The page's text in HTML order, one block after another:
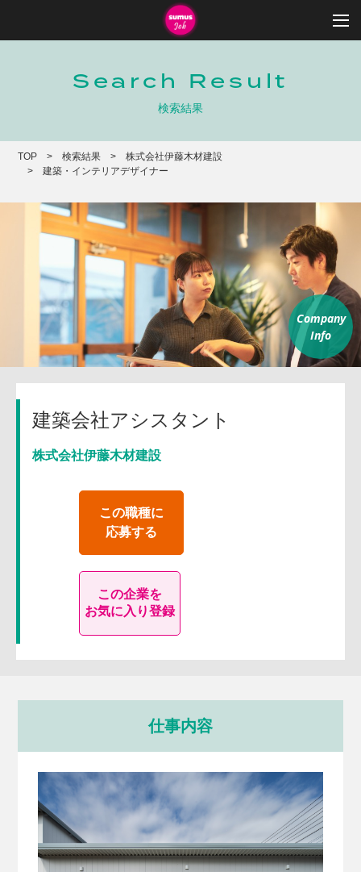
Search Result
検索結果
TOP 検索結果
株式会社伊藤木材建設
建築・インテリアデザイナー
Company
Info
建築会社アシスタント
株式会社伊藤木材建設
この職種に
応募する
この企業を
お気に入り登録
仕事内容